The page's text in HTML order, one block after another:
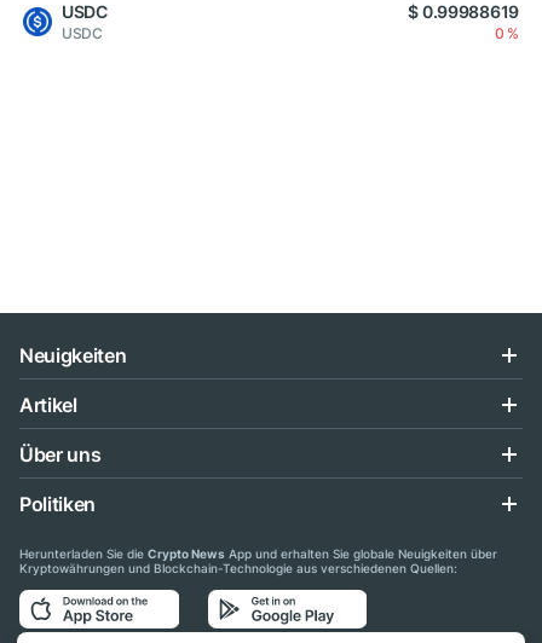
USDC
USDC
$ 0.99988619
0 %
Neuigkeiten
Artikel
Über uns
Politiken
Herunterladen Sie die Crypto News App und erhalten Sie globale Neuigkeiten über
Kryptowährungen und Blockchain-Technologie aus verschiedenen Quellen: